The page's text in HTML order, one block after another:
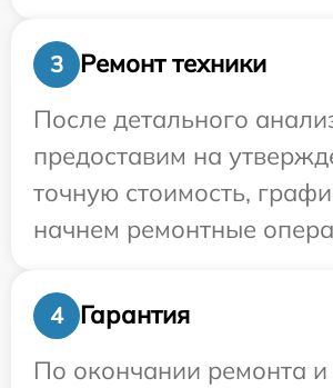
3
Ремонт техники
После детального
предоставим на
точную стоимость,
начнем ремонтные
4
Гарантия
По окончании ремонта